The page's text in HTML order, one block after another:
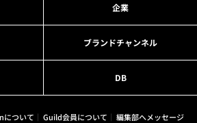
企業
ブランドチャンネル
DB
について Guild会員について
編集部へメッセージ